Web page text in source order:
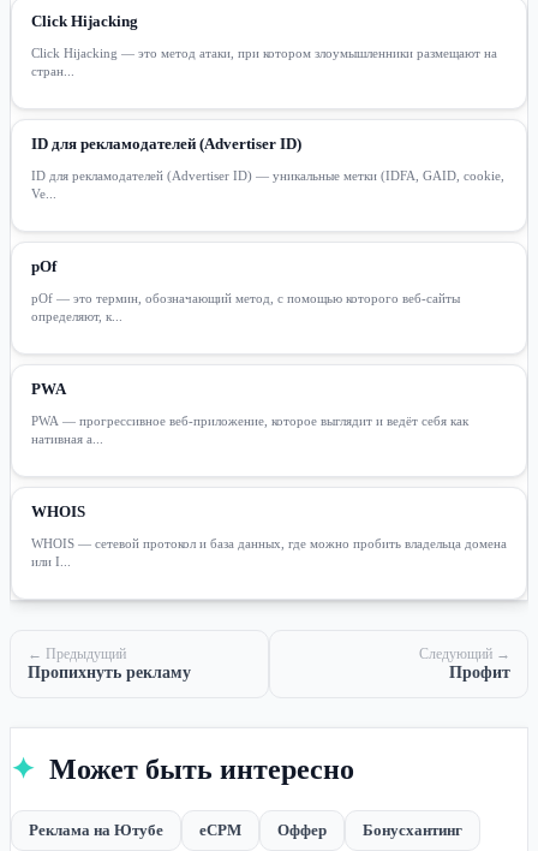
Click Hijacking
Click Hijacking — это метод атаки, при котором злоумышленники размещают на
стран...
ID для рекламодателей (Advertiser ID)
ID для рекламодателей (Advertiser ID) — уникальные метки (IDFA, GAID, cookie,
Ve...
pOf
pOf — это термин, обозначающий метод, с помощью которого веб-сайты
определяют, к...
PWA
PWA — прогрессивное веб-приложение, которое выглядит и ведёт себя как
нативная а...
WHOIS
WHOIS — сетевой протокол и база данных, где можно пробить владельца домена
или I...
← Предыдущий
Пропихнуть рекламу
Следующий →
Профит
✦ Может быть интересно
Реклама на Ютубе eCPM Оффер Бонусхантинг